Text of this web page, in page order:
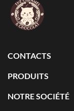
CONTACTS
PRODUITS
NOTRE SOCIÉTÉ